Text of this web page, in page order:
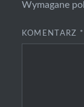
Wymagane
KOMENTARZ *